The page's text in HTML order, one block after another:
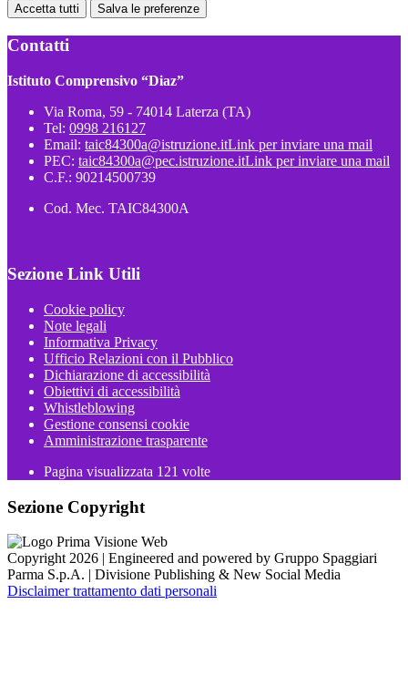
Accetta tutti Salva le preferenze
Contatti
Istituto Comprensivo “Diaz”
Via Roma, 59 - 74014 Laterza (TA)
Tel: 0998 216127
Email: taic84300a@istruzione.itLink per inviare una mail
PEC: taic84300a@pec.istruzione.itLink per inviare una mail
C.F.: 90214500739
Cod. Mec. TAIC84300A
Sezione Link Utili
Cookie policy
Note legali
Informativa Privacy
Ufficio Relazioni con il Pubblico
Dichiarazione di accessibilità
Obiettivi di accessibilità
Whistleblowing
Gestione consensi cookie
Amministrazione trasparente
Pagina visualizzata 121 volte
Sezione Copyright
Copyright 2026 | Engineered and powered by Gruppo Spaggiari
Parma S.p.A. | Divisione Publishing & New Social Media
Disclaimer trattamento dati personali